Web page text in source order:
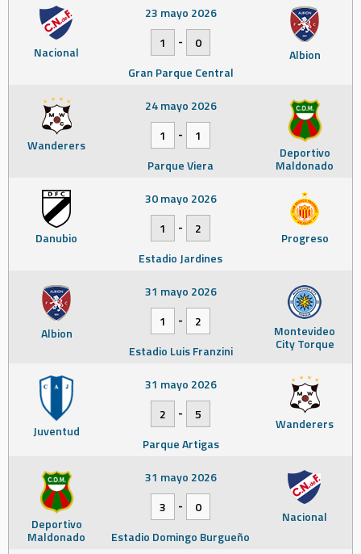
Nacional Albion
23 mayo 2026
1
-
0
Gran Parque Central
Wanderers Deportivo
Maldonado
24 mayo 2026
1
-
1
Parque Viera
Danubio Progreso
30 mayo 2026
1
-
2
Estadio Jardines
Albion Montevideo
City Torque
31 mayo 2026
1
-
2
Estadio Luis Franzini
Juventud Wanderers
31 mayo 2026
2
-
5
Parque Artigas
Deportivo
Maldonado
Nacional
31 mayo 2026
3
-
0
Estadio Domingo Burgueño